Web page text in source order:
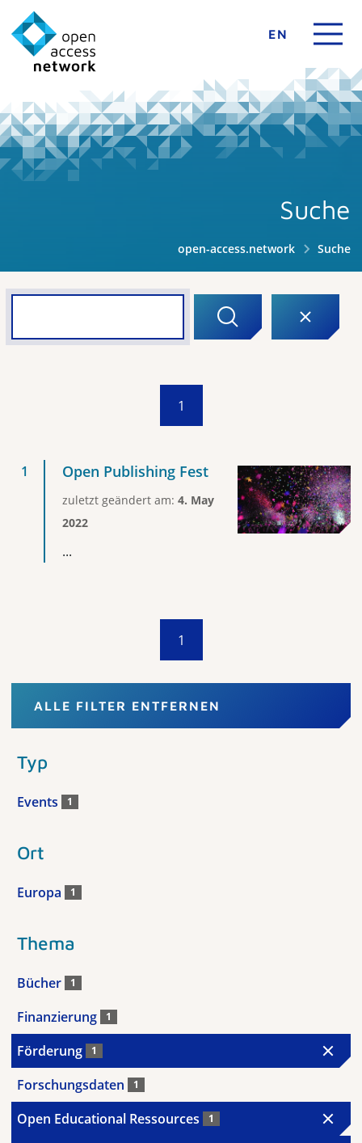
EN
Suche
open-access.network Suche
1
Open Publishing Fest
zuletzt geändert am: 4. May
2022
...
1
ALLE FILTER ENTFERNEN
Typ
Events 1
Ort
Europa 1
Thema
Bücher 1
Finanzierung 1
Förderung 1
Forschungsdaten 1
Open Educational Ressources 1